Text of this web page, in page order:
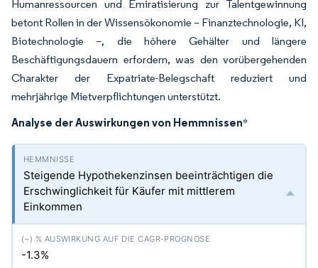
Humanressourcen und Emiratisierung zur Talentgewinnung
betont Rollen in der Wissensökonomie – Finanztechnologie, KI,
Biotechnologie –, die höhere Gehälter und längere
Beschäftigungsdauern erfordern, was den vorübergehenden
Charakter der Expatriate-Belegschaft reduziert und
mehrjährige Mietverpflichtungen unterstützt.
Analyse der Auswirkungen von Hemmnissen*
Steigende Hypothekenzinsen beeinträchtigen die
Erschwinglichkeit für Käufer mit mittlerem
Einkommen
-1.3%